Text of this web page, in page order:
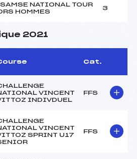
NATIONAL TOUR
HOMMES
3
2021
Cat.
VINCENT
INDIVDUEL
FFS
VINCENT
SPRINT U17
FFS